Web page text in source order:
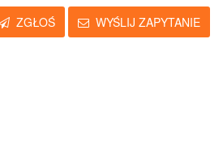
ZGŁOŚ WYŚLIJ ZAPYTANIE